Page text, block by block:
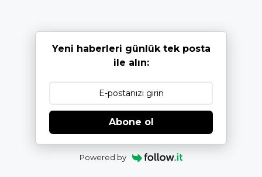
Yeni haberleri günlük tek posta
ile alın:
Abone ol
Powered by